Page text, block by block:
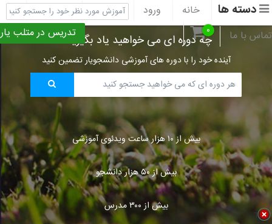
دسته ها خانه ورود ثبت نام
پشتیبانی
تماس با ما
۰ تدریس در متلب یارچه دوره ای می خواهید یاد بگیرید؟
آینده خود را با دوره های آموزشی دانشجویار تضمین کنید
بیش از ۱۰ هزار ساعت ویدئوی آموزشی
بیش از ۵۰ هزار دانشجو
بیش از ۳۰۰ مدرس
Title